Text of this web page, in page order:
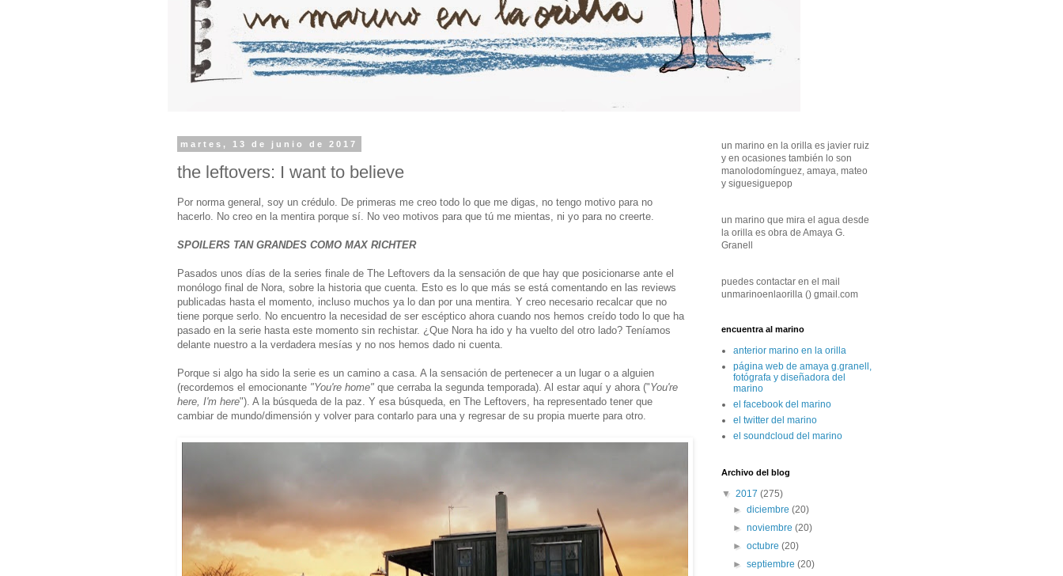
martes, 13 de junio de 2017
the leftovers: I want to believe
Por norma general, soy un crédulo. De primeras me creo todo lo que me digas, no tengo motivo para no
hacerlo. No creo en la mentira porque sí. No veo motivos para que tú me mientas, ni yo para no creerte.
SPOILERS TAN GRANDES COMO MAX RICHTER
Pasados unos días de la series finale de The Leftovers da la sensación de que hay que posicionarse ante el
monólogo final de Nora, sobre la historia que cuenta. Esto es lo que más se está comentando en las reviews
publicadas hasta el momento, incluso muchos ya lo dan por una mentira. Y creo necesario recalcar que no
tiene porque serlo. No encuentro la necesidad de ser escéptico ahora cuando nos hemos creído todo lo que ha
pasado en la serie hasta este momento sin rechistar. ¿Que Nora ha ido y ha vuelto del otro lado? Teníamos
delante nuestro a la verdadera mesías y no nos hemos dado ni cuenta.
Porque si algo ha sido la serie es un camino a casa. A la sensación de pertenecer a un lugar o a alguien
(recordemos el emocionante "You're home" que cerraba la segunda temporada). Al estar aquí y ahora ("You're
here, I'm here"). A la búsqueda de la paz. Y esa búsqueda, en The Leftovers, ha representado tener que
cambiar de mundo/dimensión y volver para contarlo para una y regresar de su propia muerte para otro.
un marino en la orilla es javier ruiz
y en ocasiones también lo son
manolodomínguez, amaya, mateo
y siguesiguepop
un marino que mira el agua desde
la orilla es obra de Amaya G.
Granell
puedes contactar en el mail
unmarinoenlaorilla () gmail.com
encuentra al marino
anterior marino en la orilla
página web de amaya g.granell,
fotógrafa y diseñadora del
marino
el facebook del marino
el twitter del marino
el soundcloud del marino
Archivo del blog
▼ 2017 (275)
►diciembre(20)
►noviembre(20)
►octubre(20)
►septiembre(20)